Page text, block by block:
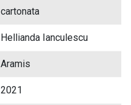
cartonata
Hellianda Ianculescu
Aramis
2021